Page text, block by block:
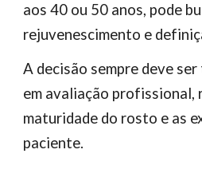
aos 40 ou 50 anos, pode
rejuvenescimento e
A decisão sempre deve
em avaliação profissional,
maturidade do rosto e as
paciente.